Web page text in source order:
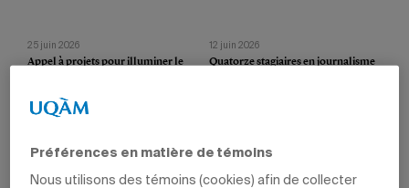
25 juin 2026
Appel à projets pour illuminer le
soumettre des propositions
d’animation et de vidéoprojections.
12 juin 2026
Quatorze stagiaires en journalisme
Préférences en matière de témoins
Nous utilisons des témoins (cookies) afin de collecter